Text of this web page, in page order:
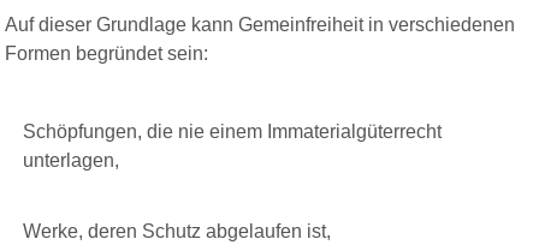
Auf dieser Grundlage kann Gemeinfreiheit in verschiedenen
Formen begründet sein:
Schöpfungen, die nie einem Immaterialgüterrecht
unterlagen,
Werke, deren Schutz abgelaufen ist,